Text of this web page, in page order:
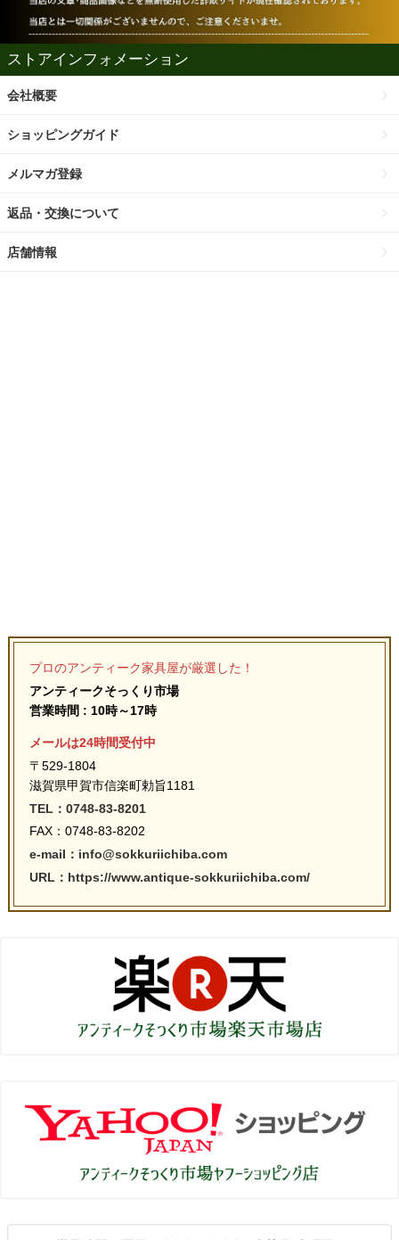
ストアインフォメーション
会社概要
ショッピングガイド
メルマガ登録
返品・交換について
店舗情報
プロのアンティーク家具屋が厳選した！
アンティークそっくり市場
営業時間 : 10時～17時
メールは24時間受付中
〒529-1804
滋賀県甲賀市信楽町勅旨1181
TEL：0748-83-8201
FAX：0748-83-8202
e-mail：info@sokkuriichiba.com
URL：https://www.antique-sokkuriichiba.com/